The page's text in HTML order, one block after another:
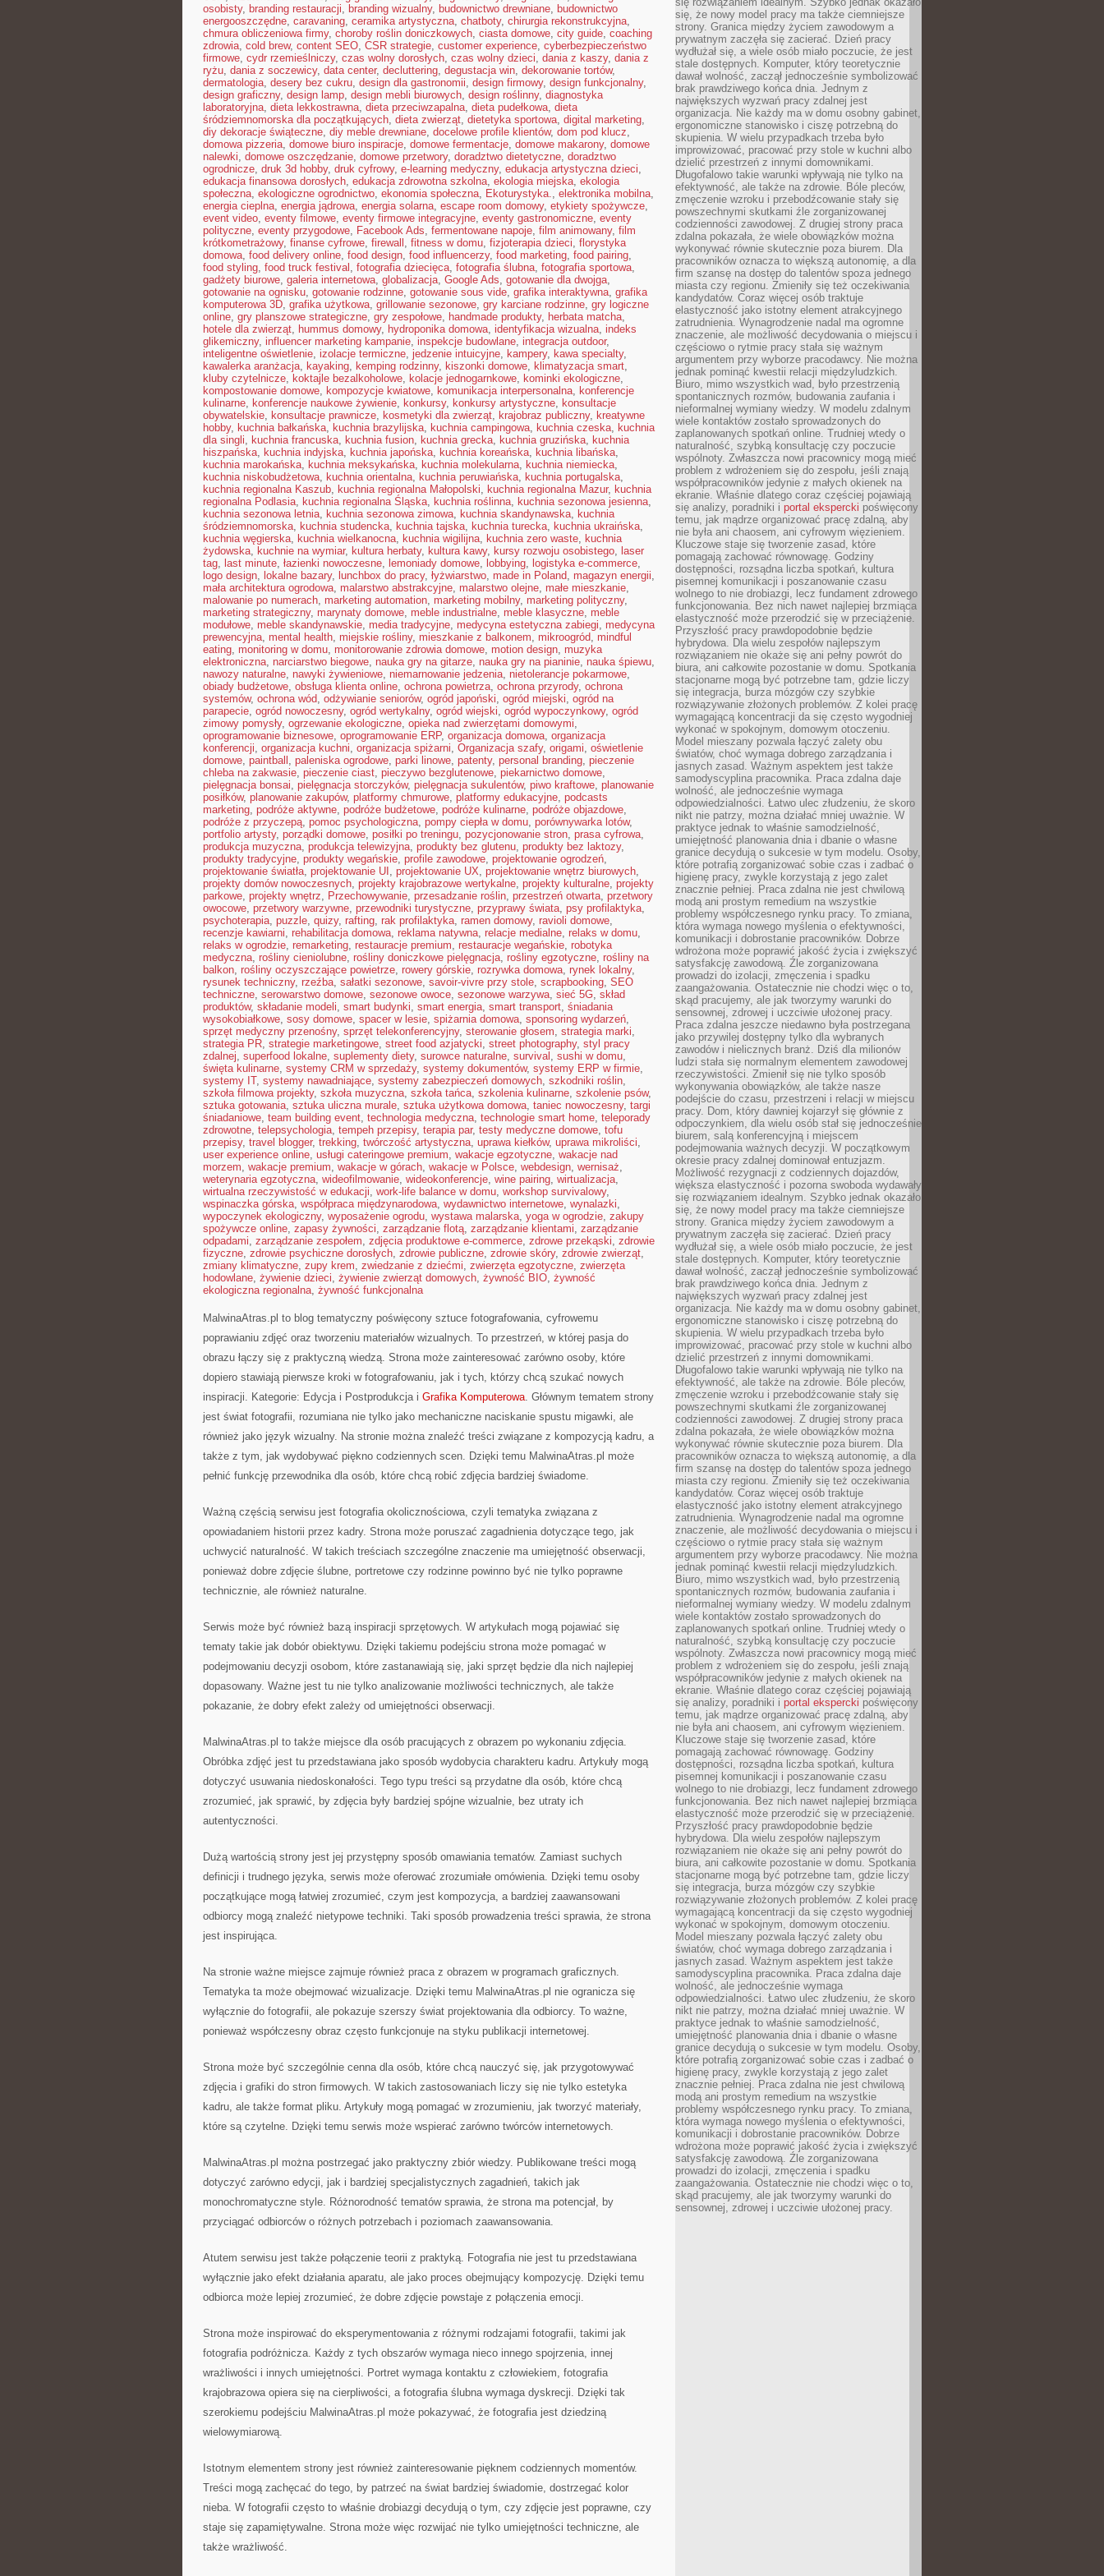
osobisty, branding restauracji, branding wizualny, budownictwo drewniane, budownictwo
energooszczędne, caravaning, ceramika artystyczna, chatboty, chirurgia rekonstrukcyjna,
chmura obliczeniowa firmy, choroby roślin doniczkowych, ciasta domowe, city guide, coaching
zdrowia, cold brew, content SEO, CSR strategie, customer experience, cyberbezpieczeństwo
firmowe, cydr rzemieślniczy, czas wolny dorosłych, czas wolny dzieci, dania z kaszy, dania z
ryżu, dania z soczewicy, data center, decluttering, degustacja win, dekorowanie tortów,
dermatologia, desery bez cukru, design dla gastronomii, design firmowy, design funkcjonalny,
design graficzny, design lamp, design mebli biurowych, design roślinny, diagnostyka
laboratoryjna, dieta lekkostrawna, dieta przeciwzapalna, dieta pudełkowa, dieta
śródziemnomorska dla początkujących, dieta zwierząt, dietetyka sportowa, digital marketing,
diy dekoracje świąteczne, diy meble drewniane, docelowe profile klientów, dom pod klucz,
domowa pizzeria, domowe biuro inspiracje, domowe fermentacje, domowe makarony, domowe
nalewki, domowe oszczędzanie, domowe przetwory, doradztwo dietetyczne, doradztwo
ogrodnicze, druk 3d hobby, druk cyfrowy, e-learning medyczny, edukacja artystyczna dzieci,
edukacja finansowa dorosłych, edukacja zdrowotna szkolna, ekologia miejska, ekologia
społeczna, ekologiczne ogrodnictwo, ekonomia społeczna, Ekoturystyka., elektronika mobilna,
energia cieplna, energia jądrowa, energia solarna, escape room domowy, etykiety spożywcze,
event video, eventy filmowe, eventy firmowe integracyjne, eventy gastronomiczne, eventy
polityczne, eventy przygodowe, Facebook Ads, fermentowane napoje, film animowany, film
krótkometrażowy, finanse cyfrowe, firewall , fitness w domu, fizjoterapia dzieci, florystyka
domowa, food delivery online, food design, food influencerzy, food marketing, food pairing,
food styling, food truck festival , fotografia dziecięca, fotografia ślubna, fotografia sportowa,
gadżety biurowe, galeria internetowa, globalizacja, Google Ads, gotowanie dla dwojga,
gotowanie na ognisku, gotowanie rodzinne, gotowanie sous vide, grafika interaktywna, grafika
komputerowa 3D, grafika użytkowa, grillowanie sezonowe, gry karciane rodzinne, gry logiczne
online, gry planszowe strategiczne, gry zespołowe, handmade produkty, herbata matcha,
hotele dla zwierząt, hummus domowy, hydroponika domowa, identyfikacja wizualna, indeks
glikemiczny, influencer marketing kampanie, inspekcje budowlane, integracja outdoor,
inteligentne oświetlenie, izolacje termiczne, jedzenie intuicyjne, kampery, kawa specialty,
kawalerka aranżacja, kayaking, kemping rodzinny, kiszonki domowe, klimatyzacja smart,
kluby czytelnicze, koktajle bezalkoholowe, kolacje jednogarnkowe, kominki ekologiczne,
kompostowanie domowe, kompozycje kwiatowe, komunikacja interpersonalna, konferencje
kulinarne, konferencje naukowe żywienie, konkursy, konkursy artystyczne, konsultacje
obywatelskie, konsultacje prawnicze, kosmetyki dla zwierząt, krajobraz publiczny, kreatywne
hobby, kuchnia bałkańska, kuchnia brazylijska, kuchnia campingowa, kuchnia czeska, kuchnia
dla singli, kuchnia francuska, kuchnia fusion, kuchnia grecka, kuchnia gruzińska, kuchnia
hiszpańska, kuchnia indyjska, kuchnia japońska, kuchnia koreańska, kuchnia libańska,
kuchnia marokańska, kuchnia meksykańska, kuchnia molekularna, kuchnia niemiecka,
kuchnia niskobudżetowa, kuchnia orientalna, kuchnia peruwiańska, kuchnia portugalska,
kuchnia regionalna Kaszub, kuchnia regionalna Małopolski, kuchnia regionalna Mazur, kuchnia
regionalna Podlasia, kuchnia regionalna Śląska, kuchnia roślinna, kuchnia sezonowa jesienna,
kuchnia sezonowa letnia, kuchnia sezonowa zimowa, kuchnia skandynawska, kuchnia
śródziemnomorska, kuchnia studencka, kuchnia tajska, kuchnia turecka, kuchnia ukraińska,
kuchnia węgierska, kuchnia wielkanocna, kuchnia wigilijna, kuchnia zero waste, kuchnia
żydowska, kuchnie na wymiar, kultura herbaty, kultura kawy, kursy rozwoju osobistego, laser
tag, last minute, łazienki nowoczesne, lemoniady domowe, lobbying, logistyka e-commerce,
logo design, lokalne bazary, lunchbox do pracy, łyżwiarstwo, made in Poland, magazyn energii,
mała architektura ogrodowa, malarstwo abstrakcyjne, malarstwo olejne, małe mieszkanie,
malowanie po numerach, marketing automation, marketing mobilny, marketing polityczny,
marketing strategiczny, marynaty domowe, meble industrialne, meble klasyczne, meble
modułowe, meble skandynawskie, media tradycyjne, medycyna estetyczna zabiegi, medycyna
prewencyjna, mental health, miejskie rośliny, mieszkanie z balkonem, mikroogród, mindful
eating, monitoring w domu, monitorowanie zdrowia domowe, motion design, muzyka
elektroniczna, narciarstwo biegowe, nauka gry na gitarze, nauka gry na pianinie, nauka śpiewu,
nawozy naturalne, nawyki żywieniowe, niemarnowanie jedzenia, nietolerancje pokarmowe,
obiady budżetowe, obsługa klienta online, ochrona powietrza, ochrona przyrody, ochrona
systemów, ochrona wód, odżywianie seniorów, ogród japoński, ogród miejski, ogród na
parapecie, ogród nowoczesny, ogród wertykalny, ogród wiejski, ogród wypoczynkowy, ogród
zimowy pomysły, ogrzewanie ekologiczne, opieka nad zwierzętami domowymi,
oprogramowanie biznesowe, oprogramowanie ERP, organizacja domowa, organizacja
konferencji, organizacja kuchni, organizacja spiżarni, Organizacja szafy, origami, oświetlenie
domowe, paintball , paleniska ogrodowe, parki linowe, patenty, personal branding, pieczenie
chleba na zakwasie, pieczenie ciast, pieczywo bezglutenowe, piekarnictwo domowe,
pielęgnacja bonsai, pielęgnacja storczyków, pielęgnacja sukulentów, piwo kraftowe, planowanie
posiłków, planowanie zakupów, platformy chmurowe, platformy edukacyjne, podcasts
marketing, podróże aktywne, podróże budżetowe, podróże kulinarne, podróże objazdowe,
podróże z przyczepą, pomoc psychologiczna, pompy ciepła w domu, porównywarka lotów,
portfolio artysty, porządki domowe, posiłki po treningu, pozycjonowanie stron, prasa cyfrowa,
produkcja muzyczna, produkcja telewizyjna, produkty bez glutenu, produkty bez laktozy,
produkty tradycyjne, produkty wegańskie, profile zawodowe, projektowanie ogrodzeń,
projektowanie światła, projektowanie UI , projektowanie UX, projektowanie wnętrz biurowych,
projekty domów nowoczesnych, projekty krajobrazowe wertykalne, projekty kulturalne, projekty
parkowe, projekty wnętrz, Przechowywanie, przesadzanie roślin, przestrzeń otwarta, przetwory
owocowe, przetwory warzywne, przewodniki turystyczne, przyprawy świata, psy profilaktyka,
psychoterapia, puzzle, quizy, rafting, rak profilaktyka, ramen domowy, ravioli domowe,
recenzje kawiarni, rehabilitacja domowa, reklama natywna, relacje medialne, relaks w domu,
relaks w ogrodzie, remarketing, restauracje premium, restauracje wegańskie, robotyka
medyczna, rośliny cieniolubne, rośliny doniczkowe pielęgnacja, rośliny egzotyczne, rośliny na
balkon, rośliny oczyszczające powietrze, rowery górskie, rozrywka domowa, rynek lokalny,
rysunek techniczny, rzeźba, sałatki sezonowe, savoir-vivre przy stole, scrapbooking, SEO
techniczne, serowarstwo domowe, sezonowe owoce, sezonowe warzywa, sieć 5G, skład
produktów, składanie modeli, smart budynki, smart energia, smart transport, śniadania
wysokobiałkowe, sosy domowe, spacer w lesie, spiżarnia domowa, sponsoring wydarzeń,
sprzęt medyczny przenośny, sprzęt telekonferencyjny, sterowanie głosem, strategia marki,
strategia PR, strategie marketingowe, street food azjatycki, street photography, styl pracy
zdalnej, superfood lokalne, suplementy diety, surowce naturalne, survival , sushi w domu,
święta kulinarne, systemy CRM w sprzedaży, systemy dokumentów, systemy ERP w firmie,
systemy IT, systemy nawadniające, systemy zabezpieczeń domowych, szkodniki roślin,
szkoła filmowa projekty, szkoła muzyczna, szkoła tańca, szkolenia kulinarne, szkolenie psów,
sztuka gotowania, sztuka uliczna murale, sztuka użytkowa domowa, taniec nowoczesny, targi
śniadaniowe, team building event, technologia medyczna, technologie smart home, teleporady
zdrowotne, telepsychologia, tempeh przepisy, terapia par, testy medyczne domowe, tofu
przepisy, travel blogger, trekking, twórczość artystyczna, uprawa kiełków, uprawa mikroliści,
user experience online, usługi cateringowe premium, wakacje egzotyczne, wakacje nad
morzem, wakacje premium, wakacje w górach, wakacje w Polsce, webdesign, wernisaż,
weterynaria egzotyczna, wideofilmowanie, wideokonferencje, wine pairing, wirtualizacja,
wirtualna rzeczywistość w edukacji, work-life balance w domu, workshop survivalowy,
wspinaczka górska, współpraca międzynarodowa, wydawnictwo internetowe, wynalazki,
wypoczynek ekologiczny, wyposażenie ogrodu, wystawa malarska, yoga w ogrodzie, zakupy
spożywcze online, zapasy żywności, zarządzanie flotą, zarządzanie klientami, zarządzanie
odpadami, zarządzanie zespołem, zdjęcia produktowe e-commerce, zdrowe przekąski, zdrowie
fizyczne, zdrowie psychiczne dorosłych, zdrowie publiczne, zdrowie skóry, zdrowie zwierząt,
zmiany klimatyczne, zupy krem, zwiedzanie z dziećmi, zwierzęta egzotyczne, zwierzęta
hodowlane, żywienie dzieci, żywienie zwierząt domowych, żywność BIO, żywność
ekologiczna regionalna, żywność funkcjonalna
MalwinaAtras.pl to blog tematyczny poświęcony sztuce fotografowania, cyfrowemu
poprawianiu zdjęć oraz tworzeniu materiałów wizualnych. To przestrzeń, w której pasja do
obrazu łączy się z praktyczną wiedzą. Strona może zainteresować zarówno osoby, które
dopiero stawiają pierwsze kroki w fotografowaniu, jak i tych, którzy chcą szukać nowych
inspiracji. Kategorie: Edycja i Postprodukcja i Grafika Komputerowa. Głównym tematem strony
jest świat fotografii, rozumiana nie tylko jako mechaniczne naciskanie spustu migawki, ale
również jako język wizualny. Na stronie można znaleźć treści związane z kompozycją kadru, a
także z tym, jak wydobywać piękno codziennych scen. Dzięki temu MalwinaAtras.pl może
pełnić funkcję przewodnika dla osób, które chcą robić zdjęcia bardziej świadome.
Ważną częścią serwisu jest fotografia okolicznościowa, czyli tematyka związana z
opowiadaniem historii przez kadry. Strona może poruszać zagadnienia dotyczące tego, jak
uchwycić naturalność. W takich treściach szczególne znaczenie ma umiejętność obserwacji,
ponieważ dobre zdjęcie ślubne, portretowe czy rodzinne powinno być nie tylko poprawne
technicznie, ale również naturalne.
Serwis może być również bazą inspiracji sprzętowych. W artykułach mogą pojawiać się
tematy takie jak dobór obiektywu. Dzięki takiemu podejściu strona może pomagać w
podejmowaniu decyzji osobom, które zastanawiają się, jaki sprzęt będzie dla nich najlepiej
dopasowany. Ważne jest tu nie tylko analizowanie możliwości technicznych, ale także
pokazanie, że dobry efekt zależy od umiejętności obserwacji.
MalwinaAtras.pl to także miejsce dla osób pracujących z obrazem po wykonaniu zdjęcia.
Obróbka zdjęć jest tu przedstawiana jako sposób wydobycia charakteru kadru. Artykuły mogą
dotyczyć usuwania niedoskonałości. Tego typu treści są przydatne dla osób, które chcą
zrozumieć, jak sprawić, by zdjęcia były bardziej spójne wizualnie, bez utraty ich
autentyczności.
Dużą wartością strony jest jej przystępny sposób omawiania tematów. Zamiast suchych
definicji i trudnego języka, serwis może oferować zrozumiałe omówienia. Dzięki temu osoby
początkujące mogą łatwiej zrozumieć, czym jest kompozycja, a bardziej zaawansowani
odbiorcy mogą znaleźć nietypowe techniki. Taki sposób prowadzenia treści sprawia, że strona
jest inspirująca.
Na stronie ważne miejsce zajmuje również praca z obrazem w programach graficznych.
Tematyka ta może obejmować wizualizacje. Dzięki temu MalwinaAtras.pl nie ogranicza się
wyłącznie do fotografii, ale pokazuje szerszy świat projektowania dla odbiorcy. To ważne,
ponieważ współczesny obraz często funkcjonuje na styku publikacji internetowej.
Strona może być szczególnie cenna dla osób, które chcą nauczyć się, jak przygotowywać
zdjęcia i grafiki do stron firmowych. W takich zastosowaniach liczy się nie tylko estetyka
kadru, ale także format pliku. Artykuły mogą pomagać w zrozumieniu, jak tworzyć materiały,
które są czytelne. Dzięki temu serwis może wspierać zarówno twórców internetowych.
MalwinaAtras.pl można postrzegać jako praktyczny zbiór wiedzy. Publikowane treści mogą
dotyczyć zarówno edycji, jak i bardziej specjalistycznych zagadnień, takich jak
monochromatyczne style. Różnorodność tematów sprawia, że strona ma potencjał, by
przyciągać odbiorców o różnych potrzebach i poziomach zaawansowania.
Atutem serwisu jest także połączenie teorii z praktyką. Fotografia nie jest tu przedstawiana
wyłącznie jako efekt działania aparatu, ale jako proces obejmujący kompozycję. Dzięki temu
odbiorca może lepiej zrozumieć, że dobre zdjęcie powstaje z połączenia emocji.
Strona może inspirować do eksperymentowania z różnymi rodzajami fotografii, takimi jak
fotografia podróżnicza. Każdy z tych obszarów wymaga nieco innego spojrzenia, innej
wrażliwości i innych umiejętności. Portret wymaga kontaktu z człowiekiem, fotografia
krajobrazowa opiera się na cierpliwości, a fotografia ślubna wymaga dyskrecji. Dzięki tak
szerokiemu podejściu MalwinaAtras.pl może pokazywać, że fotografia jest dziedziną
wielowymiarową.
Istotnym elementem strony jest również zainteresowanie pięknem codziennych momentów.
Treści mogą zachęcać do tego, by patrzeć na świat bardziej świadomie, dostrzegać kolor
nieba. W fotografii często to właśnie drobiazgi decydują o tym, czy zdjęcie jest poprawne, czy
staje się zapamiętywalne. Strona może więc rozwijać nie tylko umiejętności techniczne, ale
także wrażliwość.
się, że nowy model pracy ma także ciemniejsze
strony. Granica między życiem zawodowym a
prywatnym zaczęła się zacierać. Dzień pracy
wydłużał się, a wiele osób miało poczucie, że jest
stale dostępnych. Komputer, który teoretycznie
dawał wolność, zaczął jednocześnie symbolizować
brak prawdziwego końca dnia. Jednym z
największych wyzwań pracy zdalnej jest
organizacja. Nie każdy ma w domu osobny gabinet,
ergonomiczne stanowisko i ciszę potrzebną do
skupienia. W wielu przypadkach trzeba było
improwizować, pracować przy stole w kuchni albo
dzielić przestrzeń z innymi domownikami.
Długofalowo takie warunki wpływają nie tylko na
efektywność, ale także na zdrowie. Bóle pleców,
zmęczenie wzroku i przebodźcowanie stały się
powszechnymi skutkami źle zorganizowanej
codzienności zawodowej. Z drugiej strony praca
zdalna pokazała, że wiele obowiązków można
wykonywać równie skutecznie poza biurem. Dla
pracowników oznacza to większą autonomię, a dla
firm szansę na dostęp do talentów spoza jednego
miasta czy regionu. Zmieniły się też oczekiwania
kandydatów. Coraz więcej osób traktuje
elastyczność jako istotny element atrakcyjnego
zatrudnienia. Wynagrodzenie nadal ma ogromne
znaczenie, ale możliwość decydowania o miejscu i
częściowo o rytmie pracy stała się ważnym
argumentem przy wyborze pracodawcy. Nie można
jednak pominąć kwestii relacji międzyludzkich.
Biuro, mimo wszystkich wad, było przestrzenią
spontanicznych rozmów, budowania zaufania i
nieformalnej wymiany wiedzy. W modelu zdalnym
wiele kontaktów zostało sprowadzonych do
zaplanowanych spotkań online. Trudniej wtedy o
naturalność, szybką konsultację czy poczucie
wspólnoty. Zwłaszcza nowi pracownicy mogą mieć
problem z wdrożeniem się do zespołu, jeśli znają
współpracowników jedynie z małych okienek na
ekranie. Właśnie dlatego coraz częściej pojawiają
się analizy, poradniki i portal ekspercki poświęcony
temu, jak mądrze organizować pracę zdalną, aby
nie była ani chaosem, ani cyfrowym więzieniem.
Kluczowe staje się tworzenie zasad, które
pomagają zachować równowagę. Godziny
dostępności, rozsądna liczba spotkań, kultura
pisemnej komunikacji i poszanowanie czasu
wolnego to nie drobiazgi, lecz fundament zdrowego
funkcjonowania. Bez nich nawet najlepiej brzmiąca
elastyczność może przerodzić się w przeciążenie.
Przyszłość pracy prawdopodobnie będzie
hybrydowa. Dla wielu zespołów najlepszym
rozwiązaniem nie okaże się ani pełny powrót do
biura, ani całkowite pozostanie w domu. Spotkania
stacjonarne mogą być potrzebne tam, gdzie liczy
się integracja, burza mózgów czy szybkie
rozwiązywanie złożonych problemów. Z kolei pracę
wymagającą koncentracji da się często wygodniej
wykonać w spokojnym, domowym otoczeniu.
Model mieszany pozwala łączyć zalety obu
światów, choć wymaga dobrego zarządzania i
jasnych zasad. Ważnym aspektem jest także
samodyscyplina pracownika. Praca zdalna daje
wolność, ale jednocześnie wymaga
odpowiedzialności. Łatwo ulec złudzeniu, że skoro
nikt nie patrzy, można działać mniej uważnie. W
praktyce jednak to właśnie samodzielność,
umiejętność planowania dnia i dbanie o własne
granice decydują o sukcesie w tym modelu. Osoby,
które potrafią zorganizować sobie czas i zadbać o
higienę pracy, zwykle korzystają z jego zalet
znacznie pełniej. Praca zdalna nie jest chwilową
modą ani prostym remedium na wszystkie
problemy współczesnego rynku pracy. To zmiana,
która wymaga nowego myślenia o efektywności,
komunikacji i dobrostanie pracowników. Dobrze
wdrożona może poprawić jakość życia i zwiększyć
satysfakcję zawodową. Źle zorganizowana
prowadzi do izolacji, zmęczenia i spadku
zaangażowania. Ostatecznie nie chodzi więc o to,
skąd pracujemy, ale jak tworzymy warunki do
sensownej, zdrowej i uczciwie ułożonej pracy.
Praca zdalna jeszcze niedawno była postrzegana
jako przywilej dostępny tylko dla wybranych
zawodów i nielicznych branż. Dziś dla milionów
ludzi stała się normalnym elementem zawodowej
rzeczywistości. Zmienił się nie tylko sposób
wykonywania obowiązków, ale także nasze
podejście do czasu, przestrzeni i relacji w miejscu
pracy. Dom, który dawniej kojarzył się głównie z
odpoczynkiem, dla wielu osób stał się jednocześnie
biurem, salą konferencyjną i miejscem
podejmowania ważnych decyzji. W początkowym
okresie pracy zdalnej dominował entuzjazm.
Możliwość rezygnacji z codziennych dojazdów,
większa elastyczność i pozorna swoboda wydawały
się rozwiązaniem idealnym. Szybko jednak okazało
się, że nowy model pracy ma także ciemniejsze
strony. Granica między życiem zawodowym a
prywatnym zaczęła się zacierać. Dzień pracy
wydłużał się, a wiele osób miało poczucie, że jest
stale dostępnych. Komputer, który teoretycznie
dawał wolność, zaczął jednocześnie symbolizować
brak prawdziwego końca dnia. Jednym z
największych wyzwań pracy zdalnej jest
organizacja. Nie każdy ma w domu osobny gabinet,
ergonomiczne stanowisko i ciszę potrzebną do
skupienia. W wielu przypadkach trzeba było
improwizować, pracować przy stole w kuchni albo
dzielić przestrzeń z innymi domownikami.
Długofalowo takie warunki wpływają nie tylko na
efektywność, ale także na zdrowie. Bóle pleców,
zmęczenie wzroku i przebodźcowanie stały się
powszechnymi skutkami źle zorganizowanej
codzienności zawodowej. Z drugiej strony praca
zdalna pokazała, że wiele obowiązków można
wykonywać równie skutecznie poza biurem. Dla
pracowników oznacza to większą autonomię, a dla
firm szansę na dostęp do talentów spoza jednego
miasta czy regionu. Zmieniły się też oczekiwania
kandydatów. Coraz więcej osób traktuje
elastyczność jako istotny element atrakcyjnego
zatrudnienia. Wynagrodzenie nadal ma ogromne
znaczenie, ale możliwość decydowania o miejscu i
częściowo o rytmie pracy stała się ważnym
argumentem przy wyborze pracodawcy. Nie można
jednak pominąć kwestii relacji międzyludzkich.
Biuro, mimo wszystkich wad, było przestrzenią
spontanicznych rozmów, budowania zaufania i
nieformalnej wymiany wiedzy. W modelu zdalnym
wiele kontaktów zostało sprowadzonych do
zaplanowanych spotkań online. Trudniej wtedy o
naturalność, szybką konsultację czy poczucie
wspólnoty. Zwłaszcza nowi pracownicy mogą mieć
problem z wdrożeniem się do zespołu, jeśli znają
współpracowników jedynie z małych okienek na
ekranie. Właśnie dlatego coraz częściej pojawiają
się analizy, poradniki i portal ekspercki poświęcony
temu, jak mądrze organizować pracę zdalną, aby
nie była ani chaosem, ani cyfrowym więzieniem.
Kluczowe staje się tworzenie zasad, które
pomagają zachować równowagę. Godziny
dostępności, rozsądna liczba spotkań, kultura
pisemnej komunikacji i poszanowanie czasu
wolnego to nie drobiazgi, lecz fundament zdrowego
funkcjonowania. Bez nich nawet najlepiej brzmiąca
elastyczność może przerodzić się w przeciążenie.
Przyszłość pracy prawdopodobnie będzie
hybrydowa. Dla wielu zespołów najlepszym
rozwiązaniem nie okaże się ani pełny powrót do
biura, ani całkowite pozostanie w domu. Spotkania
stacjonarne mogą być potrzebne tam, gdzie liczy
się integracja, burza mózgów czy szybkie
rozwiązywanie złożonych problemów. Z kolei pracę
wymagającą koncentracji da się często wygodniej
wykonać w spokojnym, domowym otoczeniu.
Model mieszany pozwala łączyć zalety obu
światów, choć wymaga dobrego zarządzania i
jasnych zasad. Ważnym aspektem jest także
samodyscyplina pracownika. Praca zdalna daje
wolność, ale jednocześnie wymaga
odpowiedzialności. Łatwo ulec złudzeniu, że skoro
nikt nie patrzy, można działać mniej uważnie. W
praktyce jednak to właśnie samodzielność,
umiejętność planowania dnia i dbanie o własne
granice decydują o sukcesie w tym modelu. Osoby,
które potrafią zorganizować sobie czas i zadbać o
higienę pracy, zwykle korzystają z jego zalet
znacznie pełniej. Praca zdalna nie jest chwilową
modą ani prostym remedium na wszystkie
problemy współczesnego rynku pracy. To zmiana,
która wymaga nowego myślenia o efektywności,
komunikacji i dobrostanie pracowników. Dobrze
wdrożona może poprawić jakość życia i zwiększyć
satysfakcję zawodową. Źle zorganizowana
prowadzi do izolacji, zmęczenia i spadku
zaangażowania. Ostatecznie nie chodzi więc o to,
skąd pracujemy, ale jak tworzymy warunki do
sensownej, zdrowej i uczciwie ułożonej pracy.